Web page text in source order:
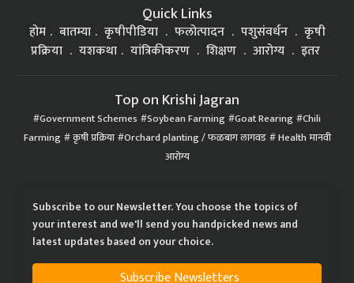
Quick Links
होम बातम्या कृषीपीडिया फलोत्पादन पशुसंवर्धन
कृषी
प्रक्रिया
यशकथा यांत्रिकीकरण शिक्षण आरोग्य इतर
Top on Krishi Jagran
Government Schemes Soybean Farming Goat Rearing Chili
Farming कृषी प्रक्रिया Orchard planting / फळबाग लागवड Health मानवी
आरोग्य
Subscribe to our Newsletter. You choose the topics of
your interest and we'll send you handpicked news and
latest updates based on your choice.
Subscribe Newsletters